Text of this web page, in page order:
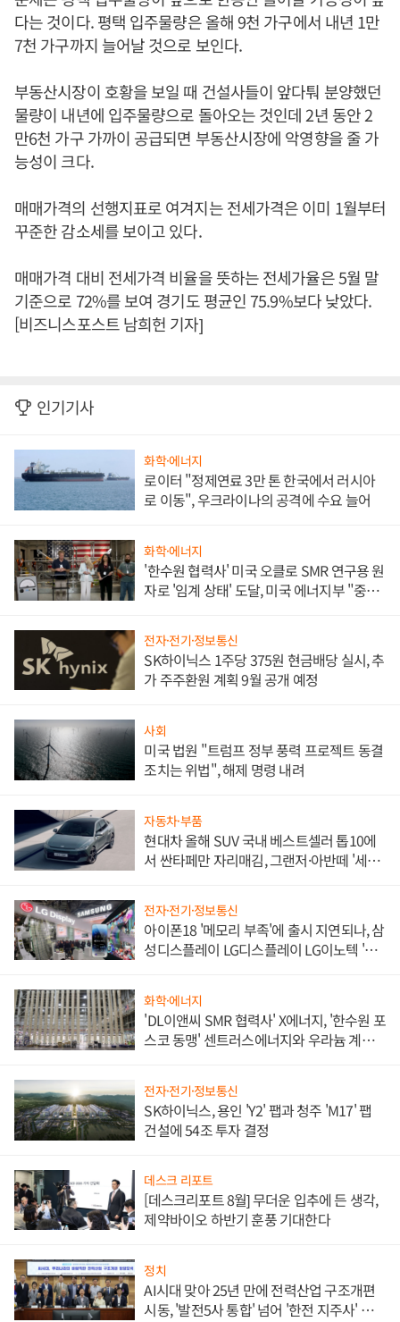
다는 것이다. 평택 입주물량은 올해 9천 가구에서 내년 1만
7천 가구까지 늘어날 것으로 보인다.
부동산시장이 호황을 보일 때 건설사들이 앞다퉈 분양했던
물량이 내년에 입주물량으로 돌아오는 것인데 2년 동안 2
만6천 가구 가까이 공급되면 부동산시장에 악영향을 줄 가
능성이 크다.
매매가격의 선행지표로 여겨지는 전세가격은 이미 1월부터
꾸준한 감소세를 보이고 있다.
매매가격 대비 전세가격 비율을 뜻하는 전세가율은 5월 말
기준으로 72%를 보여 경기도 평균인 75.9%보다 낮았다.
[비즈니스포스트 남희헌 기자]
인기기사
화학·에너지
로이터 "정제연료 3만 톤 한국에서 러시아
로 이동", 우크라이나의 공격에 수요 늘어
화학·에너지
'한수원 협력사' 미국 오클로 SMR 연구용 원
자로 '임계 상태' 도달, 미국 에너지부 "중요
전자·전기·정보통신
SK하이닉스 1주당 375원 현금배당 실시, 추
가 주주환원 계획 9월 공개 예정
사회
미국 법원 "트럼프 정부 풍력 프로젝트 동결
조치는 위법", 해제 명령 내려
자동차·부품
현대차 올해 SUV 국내 베스트셀러 톱10에
서 싼타페만 자리매김, 그랜저·아반떼 '세단
전자·전기·정보통신
아이폰18 '메모리 부족'에 출시 지연되나, 삼
성디스플레이 LG디스플레이 LG이노텍 '탈
화학·에너지
'DL이앤씨 SMR 협력사' X에너지, '한수원 포
스코 동맹' 센트러스에너지와 우라늄 계약
전자·전기·정보통신
SK하이닉스, 용인 'Y2' 팹과 청주 'M17' 팹
건설에 54조 투자 결정
데스크 리포트
[데스크리포트 8월] 무더운 입추에 든 생각,
제약바이오 하반기 훈풍 기대한다
정치
AI시대 맞아 25년 만에 전력산업 구조개편
시동, '발전5사 통합' 넘어 '한전 지주사' 재편